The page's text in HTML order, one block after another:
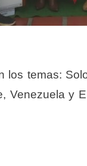
los temas:
Venezuela y